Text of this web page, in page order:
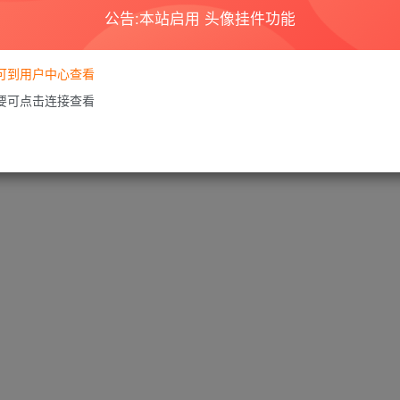
公告:本站启用 头像挂件功能
到用户中心查看
可点击连接查看